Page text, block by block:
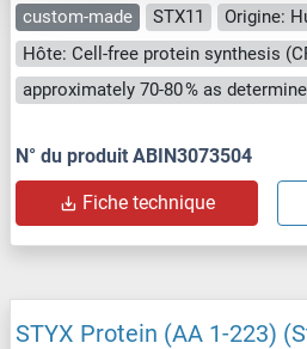
custom-made STX11
Origine:
Hôte: Cell-free protein synthesis
N° du produit ABIN3073504
Fiche technique
STYX Protein (AA 1-223)